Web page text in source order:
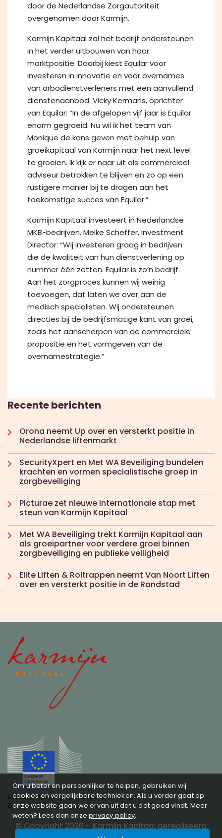
door de Nederlandse Zorgautoriteit
overgenomen door Karmijn.
Karmijn Kapitaal zal het bedrijf ondersteunen
in het verder uitbouwen van haar
marktpositie. Daarbij kiest Equilar voor
investeren in innovatie en voor overnames
van arbodienstverleners met een aanvullend
dienstenaanbod. Vicky Kermans, oprichter
van Equilar: “In de afgelopen vijf jaar is Equilar
enorm gegroeid. Nu wil ik het team van
Monique de kans geven met behulp van
groeikapitaal van Karmijn naar het next level
te groeien. Ik kijk er naar uit als commercieel
adviseur betrokken te blijven en zo op een
rustigere manier bij te dragen aan het
toekomstige succes van Equilar.”
Karmijn Kapitaal investeert in Nederlandse
MKB-bedrijven. Meike Scheffer, Investment
Director: “Wij investeren graag in bedrijven
die de kwaliteit van hun dienstverlening op
nummer één zetten. Equilar is zo’n bedrijf.
Aan het zorgproces kunnen wij weinig
toevoegen, dat laten we over aan de
medisch specialisten. Wij ondersteunen
directies bij de bedrijfsmatige kant van groei,
zoals het aanscherpen van de commerciële
propositie en het vormgeven van de
overnamestrategie.”
Recente berichten
Orona neemt Up over en versterkt positie in
Nederlandse liftenmarkt
SecurityXpert en Met WA Beveiliging bundelen
krachten en vormen specialistische groep in
zorgbeveiliging
Picturae zet nieuwe internationale stap met
steun van Karmijn Kapitaal
Met WA Beveiliging trekt Karmijn Kapitaal aan
als groeipartner voor verdere groei binnen
zorgbeveiliging en publieke veiligheid
Elite Liften & Roltrappen neemt Van Noort Liften
over en versterkt positie in de Randstad
Deze activiteit profiteert van de steun van de
Europese Unie in het kader van het InvestEU-fonds
© Copyright 2026 - Karmijn Kapitaal gerealiseerd
Om u beter en persoonlijker te helpen, gebruiken wij
cookies en vergelijkbare technieken. Als u verder gaat op
onze website gaan we ervan uit dat u dat goed vindt. Meer
weten? Lees dan onzeprivacy policy.